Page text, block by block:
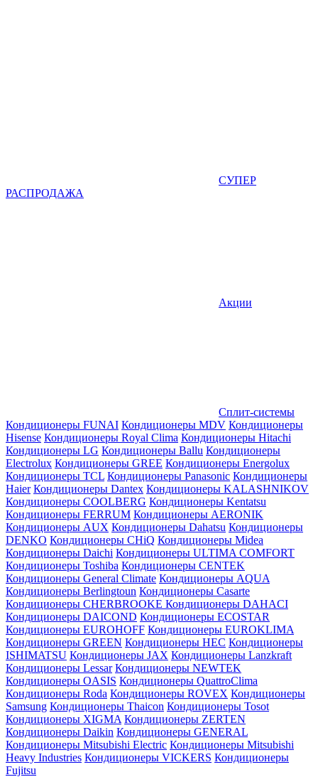
СУПЕР
РАСПРОДАЖА
Акции
Сплит-системы
Кондиционеры FUNAI Кондиционеры MDV Кондиционеры
Hisense Кондиционеры Royal Clima Кондиционеры Hitachi
Кондиционеры LG Кондиционеры Ballu Кондиционеры
Electrolux Кондиционеры GREE Кондиционеры Energolux
Кондиционеры TCL Кондиционеры Panasonic Кондиционеры
Haier Кондиционеры Dantex Кондиционеры KALASHNIKOV
Кондиционеры СOOLBERG Кондиционеры Kentatsu
Кондиционеры FERRUM Кондиционеры AERONIK
Кондиционеры AUX Кондиционеры Dahatsu Кондиционеры
DENKO Кондиционеры CHiQ Кондиционеры Midea
Кондиционеры Daichi Кондиционеры ULTIMA COMFORT
Кондиционеры Toshiba Кондиционеры CENTEK
Кондиционеры General Climate Кондиционеры AQUA
Кондиционеры Berlingtoun Кондиционеры Casarte
Кондиционеры CHERBROOKE Кондиционеры DAHACI
Кондиционеры DAICOND Кондиционеры ECOSTAR
Кондиционеры EUROHOFF Кондиционеры EUROKLIMA
Кондиционеры GREEN Кондиционеры HEC Кондиционеры
ISHIMATSU Кондиционеры JAX Кондиционеры Lanzkraft
Кондиционеры Lessar Кондиционеры NEWTEK
Кондиционеры OASIS Кондиционеры QuattroClima
Кондиционеры Roda Кондиционеры ROVEX Кондиционеры
Samsung Кондиционеры Thaicon Кондиционеры Tosot
Кондиционеры XIGMA Кондиционеры ZERTEN
Кондиционеры Daikin Кондиционеры GENERAL
Кондиционеры Mitsubishi Electric Кондиционеры Mitsubishi
Heavy Industries Кондиционеры VICKERS Кондиционеры
Fujitsu